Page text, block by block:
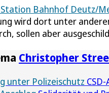
Bahnhof Deutz/
wird dort unter
sollen aber
Christopher
unter Polizeischutz